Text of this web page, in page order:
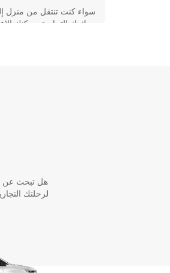
سواء كنت تنتقل من منزل
هل تبحث عن
لرحلتك